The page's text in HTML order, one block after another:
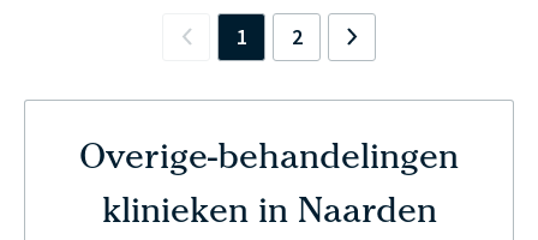
Previous
1 2 Next
Overige-behandelingen
klinieken in Naarden